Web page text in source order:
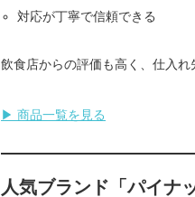
対応が丁寧で信頼できる
飲食店からの評価も高く、仕入れ
▶ 商品一覧を見る
人気ブランド「パイナ